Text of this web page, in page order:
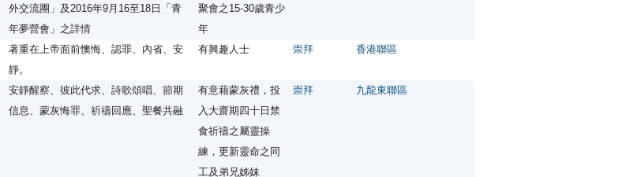
外交流團」及2016年9月16至18日「青
年夢營會」之詳情
聚會之15-30歲青少
年
著重在上帝面前懊悔、認罪、內省、安
靜。
有興趣人士 崇拜 香港聯區
安靜醒察、彼此代求、詩歌頌唱、節期
信息、蒙灰悔罪、祈禱回應、聖餐共融
有意藉蒙灰禮，投
入大齋期四十日禁
食祈禱之屬靈操
練，更新靈命之同
工及弟兄姊妹
崇拜 九龍東聯區